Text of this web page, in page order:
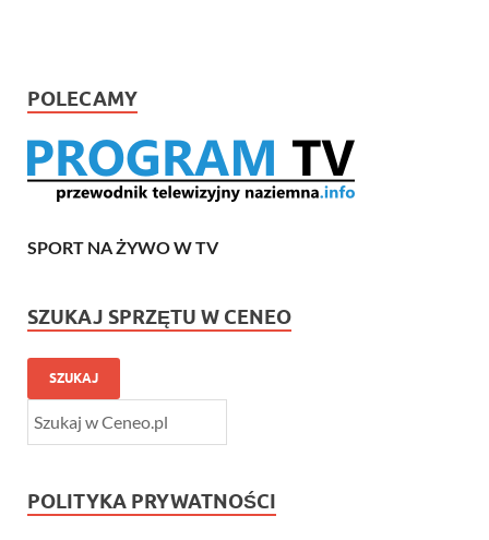
POLECAMY
SPORT NA ŻYWO W TV
SZUKAJ SPRZĘTU W CENEO
SZUKAJ
POLITYKA PRYWATNOŚCI